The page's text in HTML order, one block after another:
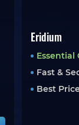
Eridium
Essential
Fast &
Best Price